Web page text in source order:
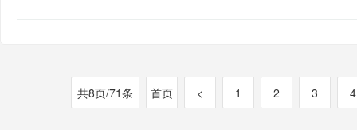
共8页/71条 首页 < 1 2 3 4